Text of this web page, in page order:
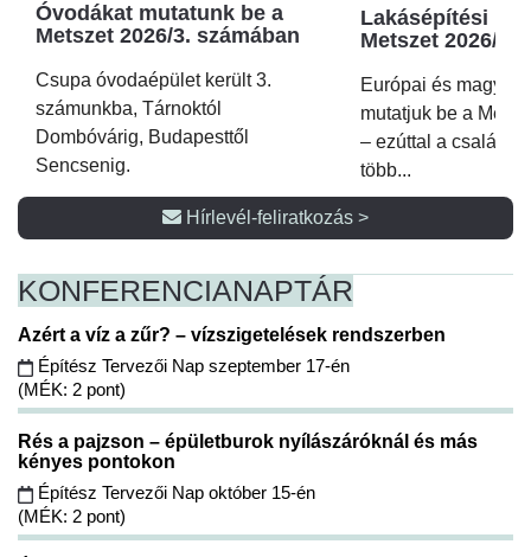
Óvodákat mutatunk be a
Metszet 2026/3. számában
Csupa óvodaépület került 3.
számunkba, Tárnoktól
Dombóvárig, Budapesttől
Sencsenig.
Lakásépítési
Metszet 2026/2.
Európai és magyar
mutatjuk be a
– ezúttal a családi
több...
Hírlevél-feliratkozás >
KONFERENCIANAPTÁR
Azért a víz a zűr? – vízszigetelések rendszerben
Építész Tervezői Nap szeptember 17-én
(MÉK: 2 pont)
Rés a pajzson – épületburok nyílászáróknál és más
kényes pontokon
Építész Tervezői Nap október 15-én
(MÉK: 2 pont)